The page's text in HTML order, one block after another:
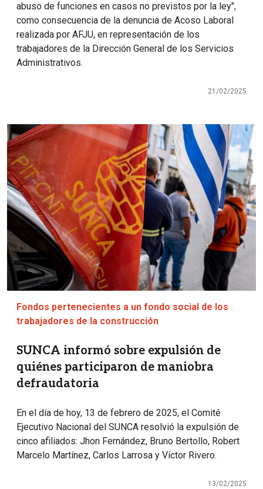
abuso de funciones en casos no previstos por la ley",
como consecuencia de la denuncia de Acoso Laboral
realizada por AFJU, en representación de los
trabajadores de la Dirección General de los Servicios
Administrativos.
21/02/2025
Imagen
Fondos pertenecientes a un fondo social de los
trabajadores de la construcción
SUNCA informó sobre expulsión de
quiénes participaron de maniobra
defraudatoria
En el día de hoy, 13 de febrero de 2025, el Comité
Ejecutivo Nacional del SUNCA resolvió la expulsión de
cinco afiliados: Jhon Fernández, Bruno Bertollo, Robert
Marcelo Martínez, Carlos Larrosa y Víctor Rivero.
13/02/2025